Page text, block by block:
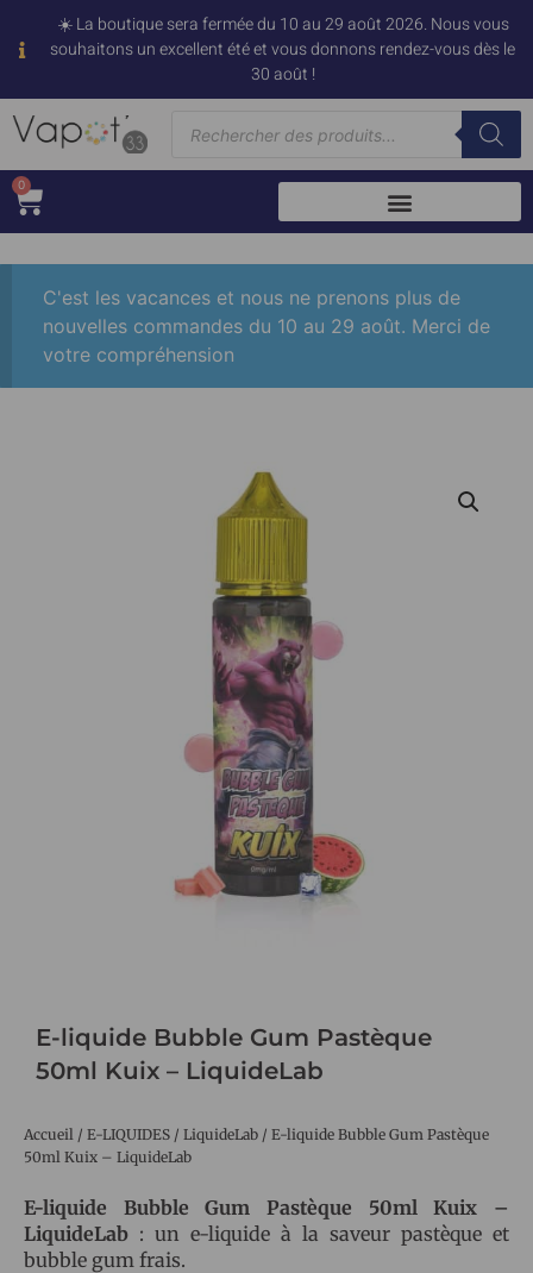
☀️ La boutique sera fermée du 10 au 29 août 2026. Nous vous
souhaitons un excellent été et vous donnons rendez-vous dès le
30 août !
0
C'est les vacances et nous ne prenons plus de
nouvelles commandes du 10 au 29 août. Merci de
votre compréhension
E-liquide Bubble Gum Pastèque
50ml Kuix – LiquideLab
Accueil / E-LIQUIDES / LiquideLab / E-liquide Bubble Gum Pastèque
50ml Kuix – LiquideLab
E-liquide Bubble Gum Pastèque 50ml Kuix –
LiquideLab : un e-liquide à la saveur pastèque et
bubble gum frais.